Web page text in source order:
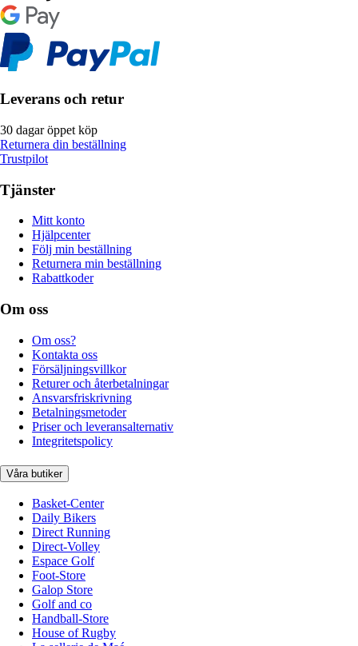
Leverans och retur
30 dagar öppet köp
Returnera din beställning
Trustpilot
Tjänster
Mitt konto
Hjälpcenter
Följ min beställning
Returnera min beställning
Rabattkoder
Om oss
Om oss?
Kontakta oss
Försäljningsvillkor
Returer och återbetalningar
Ansvarsfriskrivning
Betalningsmetoder
Priser och leveransalternativ
Integritetspolicy
Våra butiker
Basket-Center
Daily Bikers
Direct Running
Direct-Volley
Espace Golf
Foot-Store
Galop Store
Golf and co
Handball-Store
House of Rugby